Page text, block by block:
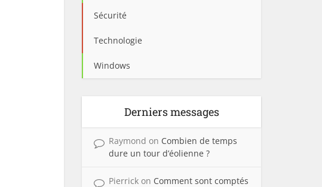
Sécurité
Technologie
Windows
Derniers messages
Raymond on Combien de temps
dure un tour d’éolienne ?
Pierrick on Comment sont comptés